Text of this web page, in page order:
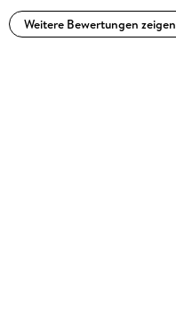
Weitere Bewertungen zeigen